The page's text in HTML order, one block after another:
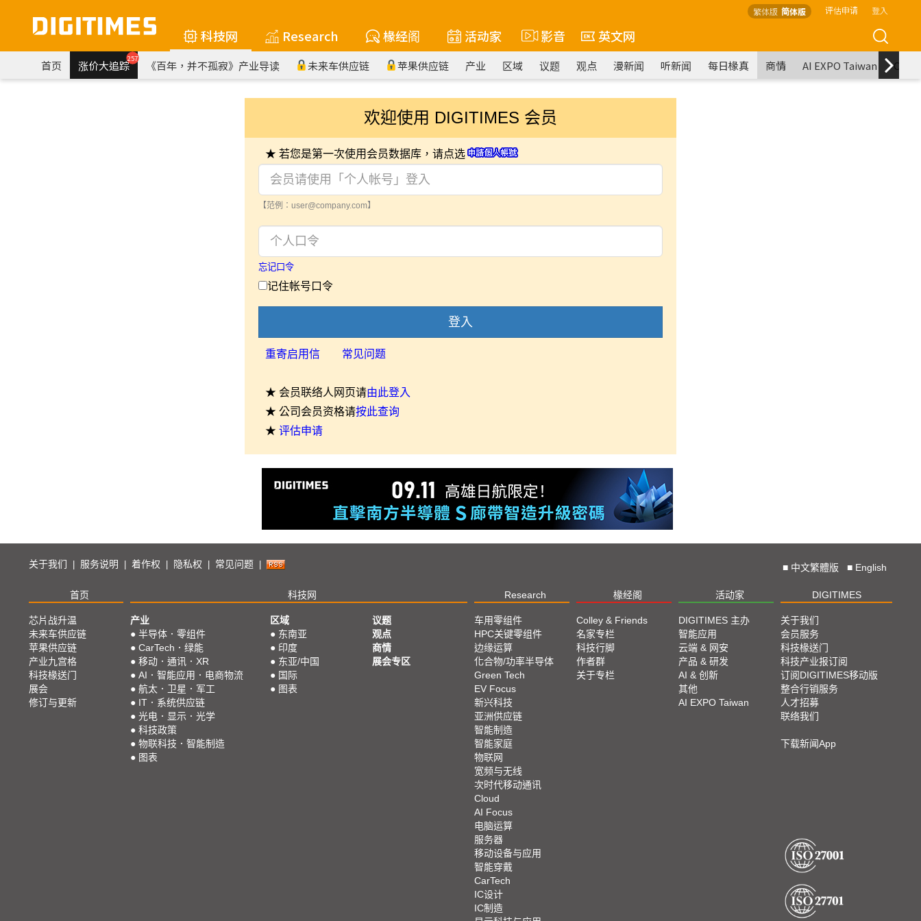
繁体版 简体版 评估申请 登入
科技网 Research 椽经阁 活动家 影音 英文网
首页 涨价大追踪257 《百年，并不孤寂》产业导读 未来车供应链 苹果供应链 产业 区域 议题 观点 漫新闻 听新闻 每日椽真 商情 AI EXPO Taiwan
欢迎使用 DIGITIMES 会员
★ 若您是第一次使用会员数据库，请点选
【范例：user@company.com】
忘记口令
记住帐号口令
登入
重寄启用信 常见问题
★ 会员联络人网页请由此登入
★ 公司会员资格请按此查询
★ 评估申请
关于我们 服务说明 着作权 隐私权 常见问题 ■ 中文繁體版 ■ English
首页 科技网 Research 椽经阁 活动家 DIGITIMES
芯片战升温
未来车供应链
苹果供应链
产业九宫格
科技椽送门
展会
修订与更新
产业
● 半导体．零组件
● CarTech．绿能
● 移动．通讯．XR
● AI．智能应用．电商物流
● 航太．卫星．军工
● IT．系统供应链
● 光电．显示．光学
● 科技政策
● 物联科技．智能制造
● 图表
区域
● 东南亚
● 印度
● 东亚/中国
● 国际
● 图表
议题
观点
商情
展会专区
车用零组件
HPC关键零组件
边缘运算
化合物/功率半导体
Green Tech
EV Focus
新兴科技
亚洲供应链
智能制造
智能家庭
物联网
宽频与无线
次时代移动通讯
Cloud
AI Focus
电脑运算
服务器
移动设备与应用
智能穿戴
CarTech
IC设计
IC制造
Colley & Friends
名家专栏
科技行脚
作者群
关于专栏
DIGITIMES 主办
智能应用
云端 & 网安
产品 & 研发
AI & 创新
其他
AI EXPO Taiwan
关于我们
会员服务
科技椽送门
科技产业报订阅
订阅DIGITIMES移动版
整合行销服务
人才招募
联络我们
下载新闻App